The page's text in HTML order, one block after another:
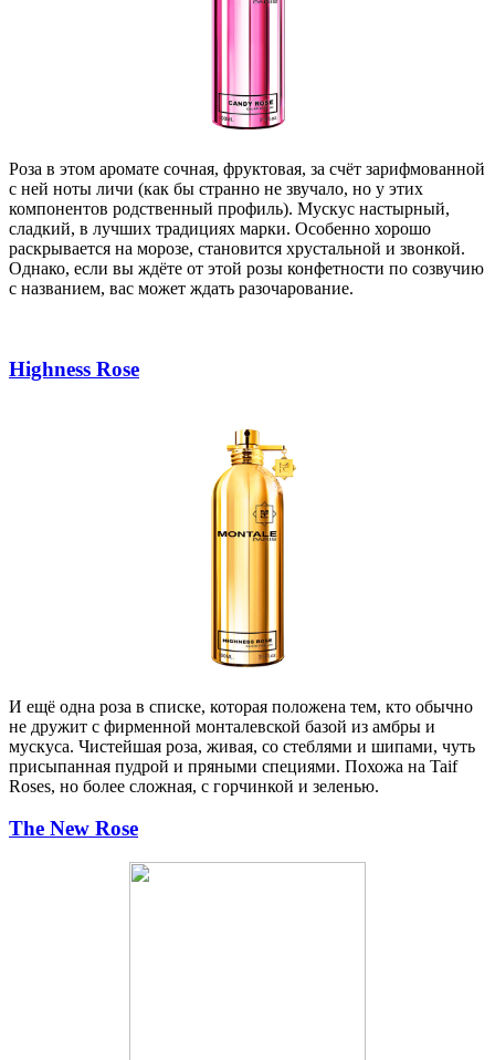
Роза в этом аромате сочная, фруктовая, за счёт зарифмованной
с ней ноты личи (как бы странно не звучало, но у этих
компонентов родственный профиль). Мускус настырный,
сладкий, в лучших традициях марки. Особенно хорошо
раскрывается на морозе, становится хрустальной и звонкой.
Однако, если вы ждёте от этой розы конфетности по созвучию
с названием, вас может ждать разочарование.
Highness Rose
И ещё одна роза в списке, которая положена тем, кто обычно
не дружит с фирменной монталевской базой из амбры и
мускуса. Чистейшая роза, живая, со стеблями и шипами, чуть
присыпанная пудрой и пряными специями. Похожа на Taif
Roses, но более сложная, с горчинкой и зеленью.
The New Rose